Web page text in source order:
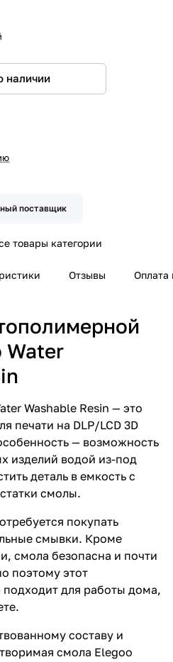
наличии
поставщик
товары категории
Отзывы Оплата
Water
Washable Resin — это
печати на DLP/LCD 3D
— возможность
изделий водой из-под
деталь в емкость с
смолы.
покупать
смывки. Кроме
смола безопасна и почти
поэтому этот
для работы дома,
составу и
смола Elegoo